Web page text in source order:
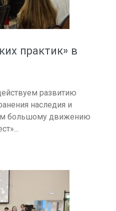
практик» в
развитию
наследия и
большому движению